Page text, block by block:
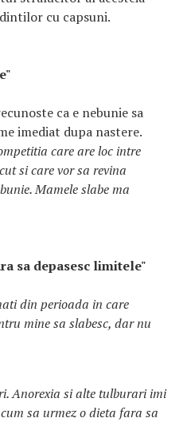
cu capsuni.
ca e nebunie sa
imediat dupa nastere.
care are loc intre
si care vor sa revina
Mamele slabe ma
sa depasesc limitele"
din perioada in care
mine sa slabesc, dar nu
Anorexia si alte tulburari imi
sa urmez o dieta fara sa